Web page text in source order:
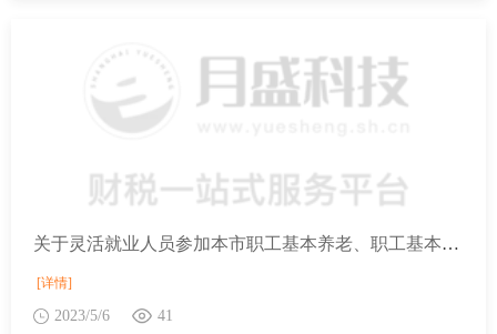
关于灵活就业人员参加本市职工基本养老、职工基本医疗保险有关问题的通知
[详情]
2023/5/6 41